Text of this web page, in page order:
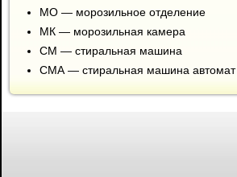
МО — морозильное отделение
МК — морозильная камера
СМ — стиральная машина
СМА — стиральная машина автомат